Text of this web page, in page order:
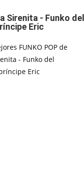
Sirenita - Funko del
Eric